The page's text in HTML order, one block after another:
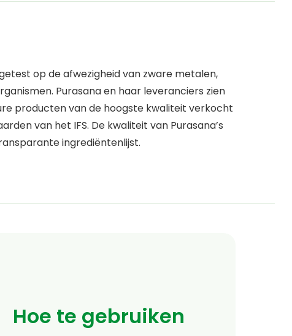
op de afwezigheid van zware metalen,
Purasana en haar leveranciers zien
producten van de hoogste kwaliteit verkocht
van het IFS. De kwaliteit van Purasana’s
ingrediëntenlijst.
Hoe te gebruiken